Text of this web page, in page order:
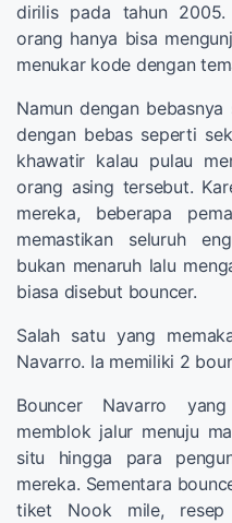
dirilis pada tahun 2005.
orang hanya bisa
menukar kode dengan
Namun dengan
dengan bebas seperti
khawatir kalau pulau
orang asing tersebut.
mereka, beberapa
memastikan seluruh
bukan menaruh lalu
biasa disebut bouncer.
Salah satu yang
Navarro. Ia memiliki 2
Bouncer Navarro
memblok jalur menuju
situ hingga para
mereka. Sementara
tiket Nook mile,